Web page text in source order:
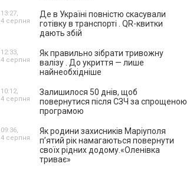
Де в Україні повністю скасували
готівку в транспорті . QR-квитки
дають збій
13:27,
4 серпня
Як правильно зібрати тривожну
валізу . До укриття — лише
найнеобхідніше
12:33,
4 серпня
Залишилося 50 днів, щоб
повернутися після СЗЧ за спрощеною
програмою
10:12,
4 серпня
Як родини захисників Маріуполя
пʼятий рік намагаються повернути
своїх рідних додому.«Оленівка
триває»
09:36,
4 серпня